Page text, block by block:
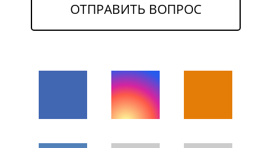
ОТПРАВИТЬ ВОПРОС